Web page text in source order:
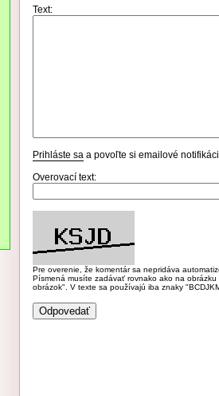
Text:
Prihláste sa a povoľte si emailové
Overovací text:
Pre overenie, že komentár sa nepridáva
Písmená musíte zadávať rovnako ako na
obrázok". V texte sa používajú iba znaky